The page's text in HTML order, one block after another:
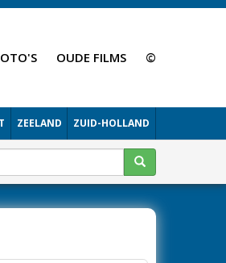
OUDE FILMS ©
ZEELAND ZUID-HOLLAND